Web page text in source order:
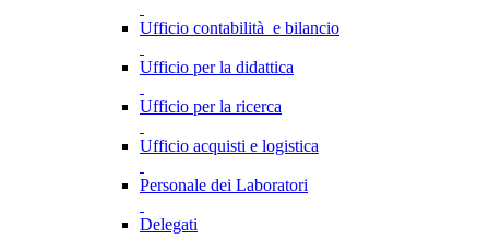
Ufficio contabilità e bilancio
Ufficio per la didattica
Ufficio per la ricerca
Ufficio acquisti e logistica
Personale dei Laboratori
Delegati